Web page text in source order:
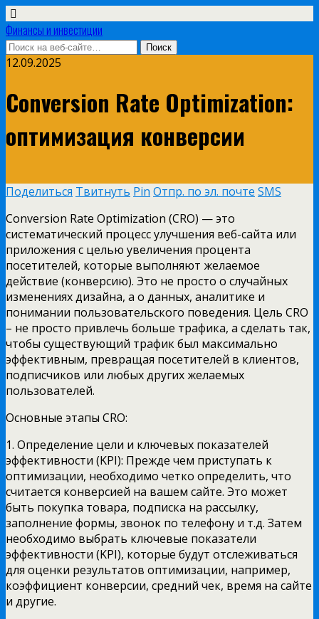
Финансы и инвестиции
12.09.2025
Conversion Rate Optimization:
оптимизация конверсии
Поделиться Твитнуть Pin Отпр. по эл. почте SMS
Conversion Rate Optimization (CRO) — это
систематический процесс улучшения веб-сайта или
приложения с целью увеличения процента
посетителей, которые выполняют желаемое
действие (конверсию). Это не просто о случайных
изменениях дизайна, а о данных, аналитике и
понимании пользовательского поведения. Цель CRO
– не просто привлечь больше трафика, а сделать так,
чтобы существующий трафик был максимально
эффективным, превращая посетителей в клиентов,
подписчиков или любых других желаемых
пользователей.
Основные этапы CRO:
1. Определение цели и ключевых показателей
эффективности (KPI): Прежде чем приступать к
оптимизации, необходимо четко определить, что
считается конверсией на вашем сайте. Это может
быть покупка товара, подписка на рассылку,
заполнение формы, звонок по телефону и т.д. Затем
необходимо выбрать ключевые показатели
эффективности (KPI), которые будут отслеживаться
для оценки результатов оптимизации, например,
коэффициент конверсии, средний чек, время на сайте
и другие.